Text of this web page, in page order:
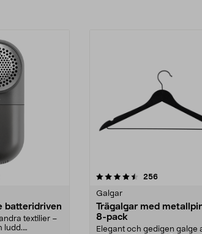
batteridriven
textilier –
ludd.
256recensioner
Galgar
Trägalgar med
8-pack
Elegant och gedigen galge
4.0av 5 stjärnor